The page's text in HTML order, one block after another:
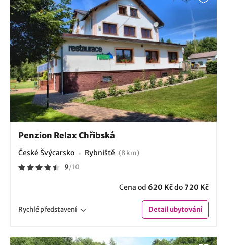
Penzion Relax Chřibská
České Švýcarsko Rybniště (8 km)
9/10
Cena od 620 Kčdo720 Kč
Rychlépředstavení Detailubytování